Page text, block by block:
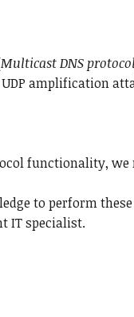
Multicast DNS protocol
amplification
functionality,
to perform
IT specialist.